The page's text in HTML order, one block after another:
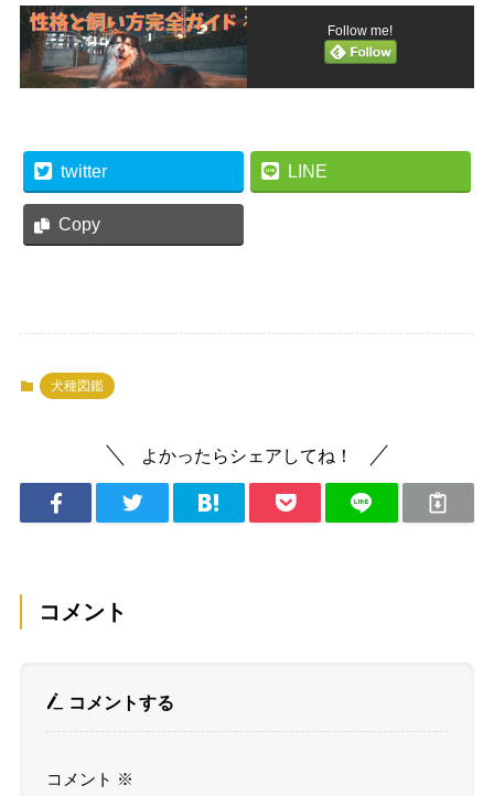
Follow me!
twitter LINE
Copy
犬種図鑑
よかったらシェアしてね！
コメント
コメントする
コメント ※